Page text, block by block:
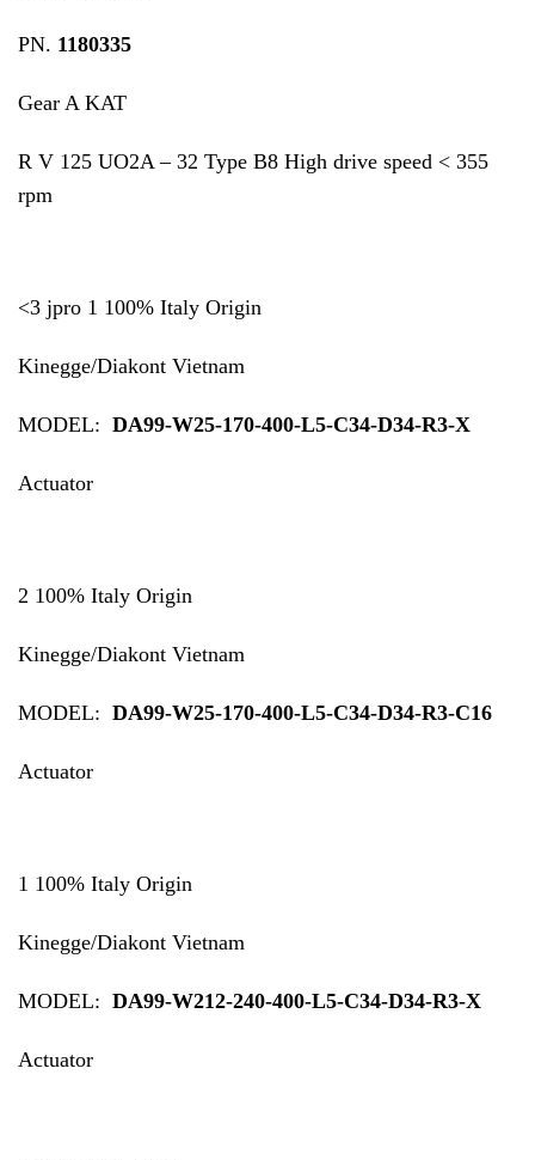
PN. 1180335
Gear A KAT
R V 125 UO2A – 32 Type B8 High drive speed < 355
rpm
<3 jpro 1 100% Italy Origin
Kinegge/Diakont Vietnam
MODEL: DA99-W25-170-400-L5-C34-D34-R3-X
Actuator
2 100% Italy Origin
Kinegge/Diakont Vietnam
MODEL: DA99-W25-170-400-L5-C34-D34-R3-C16
Actuator
1 100% Italy Origin
Kinegge/Diakont Vietnam
MODEL: DA99-W212-240-400-L5-C34-D34-R3-X
Actuator